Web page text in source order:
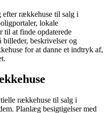
efter rækkehuse til salg i
lokale
til at finde opdaterede
beskrivelser og
for at danne et indtryk af,
rækkehuse til salg i
Planlæg besigtigelser med